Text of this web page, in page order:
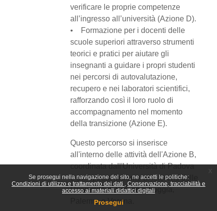
Se prosegui nella navigazione del sito, ne accetti le politiche:
Condizioni di utilizzo e trattamento dei dati
Conservazione, tracciabilità e
accesso ai materiali didattici digitali
Prosegui
verificare le proprie competenze
all’ingresso all’università (Azione D).
• Formazione per i docenti delle
scuole superiori attraverso strumenti
teorici e pratici per aiutare gli
insegnanti a guidare i propri studenti
nei percorsi di autovalutazione,
recupero e nei laboratori scientifici,
rafforzando così il loro ruolo di
accompagnamento nel momento
della transizione (Azione E).
Questo percorso si inserisce
all'interno delle attività dell'Azione B,
coordinata dall'Università di Padova
e sviluppata insieme ai referenti delle
Università di Bologna, Foggia,
Palermo e Verona.